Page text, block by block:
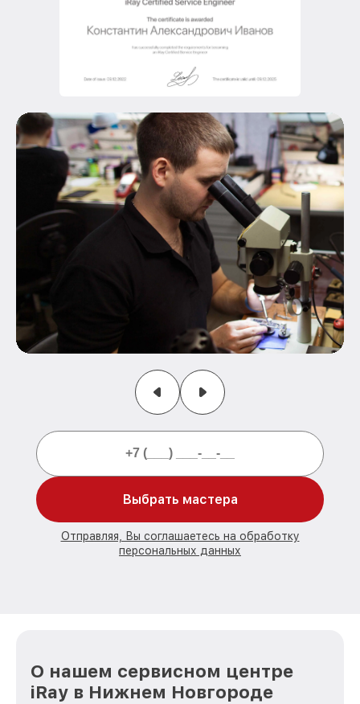
Выбрать мастера
Отправляя, Вы соглашаетесь на обработку
персональных данных
О нашем сервисном центре
iRay в Нижнем Новгороде